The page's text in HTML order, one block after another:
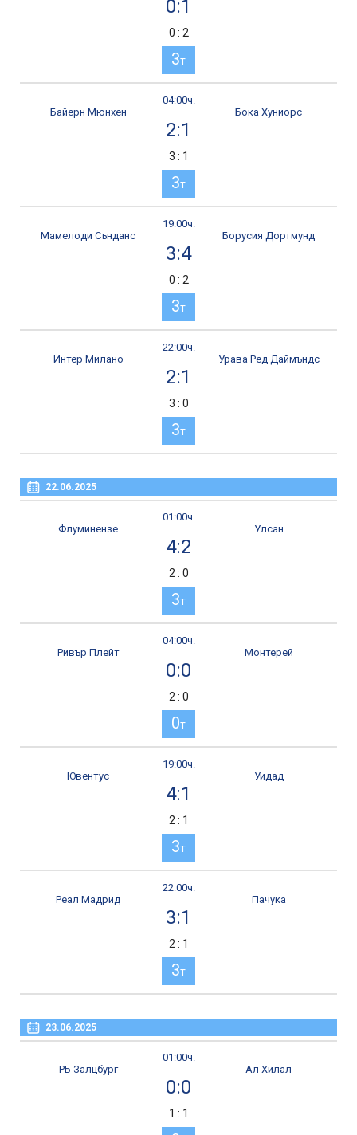
0:1
0 : 2
3т
04:00ч.
Байерн Мюнхен
2:1
Бока Хуниорс
3 : 1
3т
19:00ч.
Мамелоди Сънданс
3:4
Борусия Дортмунд
0 : 2
3т
22:00ч.
Интер Милано
2:1
Урава Ред Даймъндс
3 : 0
3т
22.06.2025
01:00ч.
Флуминензе
4:2
Улсан
2 : 0
3т
04:00ч.
Ривър Плейт
0:0
Монтерей
2 : 0
0т
19:00ч.
Ювентус
4:1
Уидад
2 : 1
3т
22:00ч.
Реал Мадрид
3:1
Пачука
2 : 1
3т
23.06.2025
01:00ч.
РБ Залцбург
0:0
Ал Хилал
1 : 1